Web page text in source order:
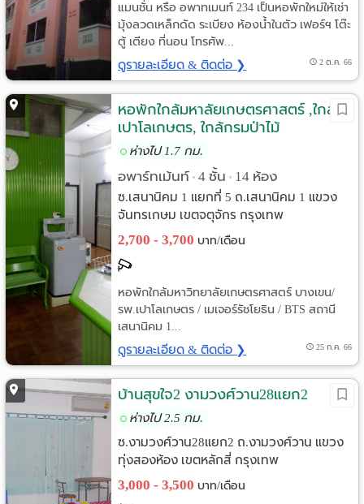
แมนชั่น หรือ อพาทเมนท์ 234 เป็นหอพักใหม่ให้เช่า
มุ้งลวดเหล็กดัด ระเบียง ห้องน้ำในตัว เฟอร์ฯ โต๊ะ
ตู้ เตียง ที่นอน โทรศัพ...
ดูรายละเอียด & ติดต่อ ❯ 2 ต.ค. 66
หอพักใกล้มหาลัยเกษตรศาสตร์ ,ใกล้
เปาโลเกษตร, ใกล้กรมป่าไม้
ห่างไป 1.7 กม.
อพาร์ทเม้นท์ • 4 ชั้น • 14 ห้อง
ซ.เสนานิคม 1 แยกที่ 5 ถ.เสนานิคม 1 แขวง
จันทรเกษม เขตจตุจักร กรุงเทพ
2,700 - 3,700 บาท/เดือน
หอพักใกล้มหาวิทยาลัยเกษตรศาสตร์ บางเขน/
รพ.เปาโลเกษตร / เมเจอร์รัชโยธิน / BTS สถานี
เสนานิคม 1...
ดูรายละเอียด & ติดต่อ ❯ 25 ก.ค. 66
บ้านสุขใจ2 งามวงศ์วาน28แยก2
ห่างไป 2.5 กม.
ซ.งามวงศ์วาน28แยก2 ถ.งามวงศ์วาน แขวง
ทุ่งสองห้อง เขตหลักสี่ กรุงเทพ
3,000 - 3,500 บาท/เดือน